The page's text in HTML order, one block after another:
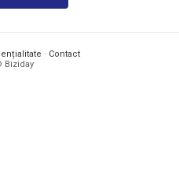
· Contact
Biziday